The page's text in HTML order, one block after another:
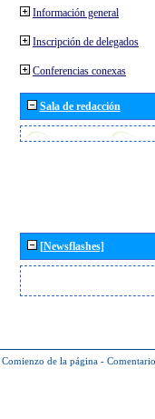
Información general
Inscripción de delegados
Conferencias conexas
Sala de redacción
[Newsflashes]
Comienzo de la página -